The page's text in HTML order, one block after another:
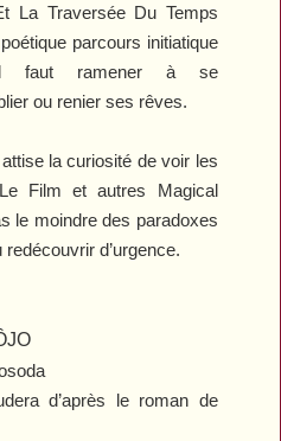
La Traversée Du Temps
parcours initiatique
faut ramener à se
ou renier ses rêves.
la curiosité de voir les
Film et autres Magical
le moindre des paradoxes
d’urgence.
d’après le roman de